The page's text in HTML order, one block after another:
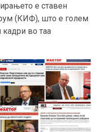
е ставен
(КИФ), што е голем
кадри во таа